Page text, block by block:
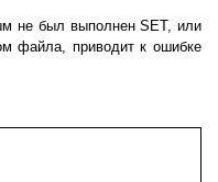
не был выполнен SET, или
файла, приводит к ошибке